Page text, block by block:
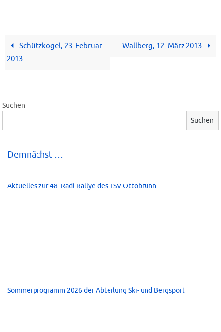
Schützkogel, 23. Februar
2013
Wallberg, 12. März 2013
Suchen
Suchen
Demnächst …
Aktuelles zur 48. Radl-Rallye des TSV Ottobrunn
Sommerprogramm 2026 der Abteilung Ski- und Bergsport